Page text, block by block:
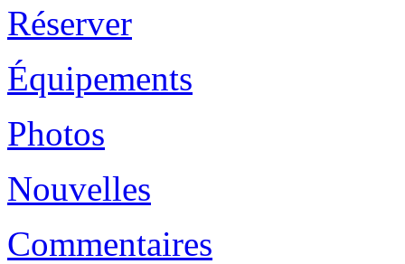
Réserver
Équipements
Photos
Nouvelles
Commentaires